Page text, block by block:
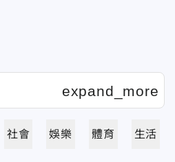
社會 娛樂 體育 生活